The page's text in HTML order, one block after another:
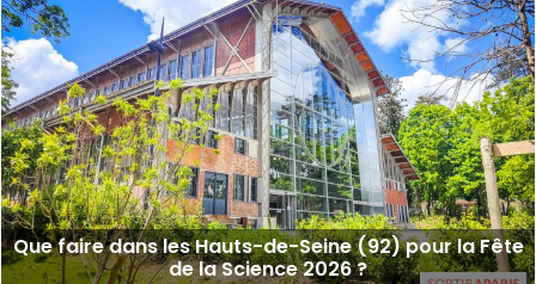
Que faire dans les Hauts-de-Seine (92) pour la Fête
de la Science 2026 ?